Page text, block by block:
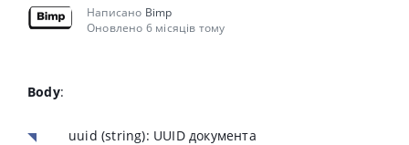
Написано Bimp
Оновлено 6 місяців тому
Body:
uuid (string): UUID документа